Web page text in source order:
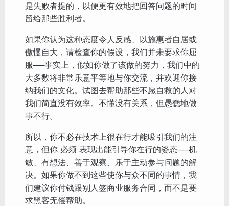
是失败者提的，以便更有效地把回答问题的时间
留给那些胜利者。
如果你认为这种态度令人反感、以施惠者自居或
傲慢自大，请检查你的假设，我们并未要求你屈
服──事实上，假如你做了该做的努力，我们中的
大多数将非常乐意平等地与你交流，并欢迎你接
纳我们的文化。试图去帮助那些不愿自救的人对
我们简直没有效率。不懂没有关系，但愚蠢地做
事不行。
所以，你不必在技术上很在行才能吸引我们的注
意，但你 必须 表现出能引导你在行的姿态──机
敏、有想法、善于观察、乐于主动参与问题的解
决。如果你做不到这些使你与众不同的事情，我
们建议你付钱跟别人签商业服务合同，而不是要
求黑客无偿帮助。